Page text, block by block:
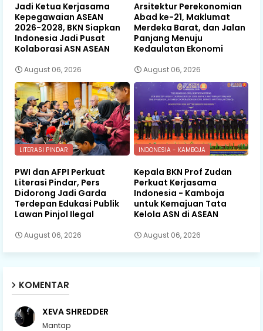
Jadi Ketua Kerjasama
Kepegawaian ASEAN
2026-2028, BKN Siapkan
Indonesia Jadi Pusat
Kolaborasi ASN ASEAN
August 06, 2026
Arsitektur Perekonomian
Abad ke-21, Maklumat
Merdeka Barat, dan Jalan
Panjang Menuju
Kedaulatan Ekonomi
August 06, 2026
LITERASI PINDAR
PWI dan AFPI Perkuat
Literasi Pindar, Pers
Didorong Jadi Garda
Terdepan Edukasi Publik
Lawan Pinjol Ilegal
August 06, 2026
INDONESIA - KAMBOJA
Kepala BKN Prof Zudan
Perkuat Kerjasama
Indonesia - Kamboja
untuk Kemajuan Tata
Kelola ASN di ASEAN
August 06, 2026
KOMENTAR
XEVA SHREDDER
Mantap